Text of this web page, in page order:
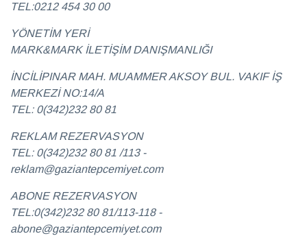
TEL:0212 454 30 00
YÖNETİM YERİ
MARK&MARK İLETİŞİM DANIŞMANLIĞI
İNCİLİPINAR MAH. MUAMMER AKSOY BUL. VAKIF İŞ
MERKEZİ NO:14/A
TEL: 0(342)232 80 81
REKLAM REZERVASYON
TEL: 0(342)232 80 81 /113 -
reklam@gaziantepcemiyet.com
ABONE REZERVASYON
TEL:0(342)232 80 81/113-118 -
abone@gaziantepcemiyet.com